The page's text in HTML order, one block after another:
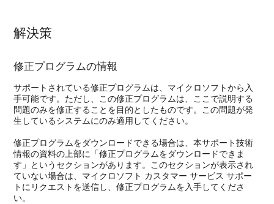
解決策
修正プログラムの情報
サポートされている修正プログラムは、マイクロソフトから入
手可能です。ただし、この修正プログラムは、ここで説明する
問題のみを修正することを目的としたものです。この問題が発
生しているシステムにのみ適用してください。
修正プログラムをダウンロードできる場合は、本サポート技術
情報の資料の上部に「修正プログラムをダウンロードできま
す」というセクションがあります。このセクションが表示され
ていない場合は、マイクロソフト カスタマー サービス サポー
トにリクエストを送信し、修正プログラムを入手してくださ
い。